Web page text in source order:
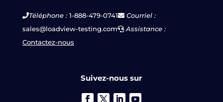
Téléphone :1-888-479-0741
Courriel :
sales@loadview-testing.com
Assistance :
Contactez-nous
Suivez-nous sur